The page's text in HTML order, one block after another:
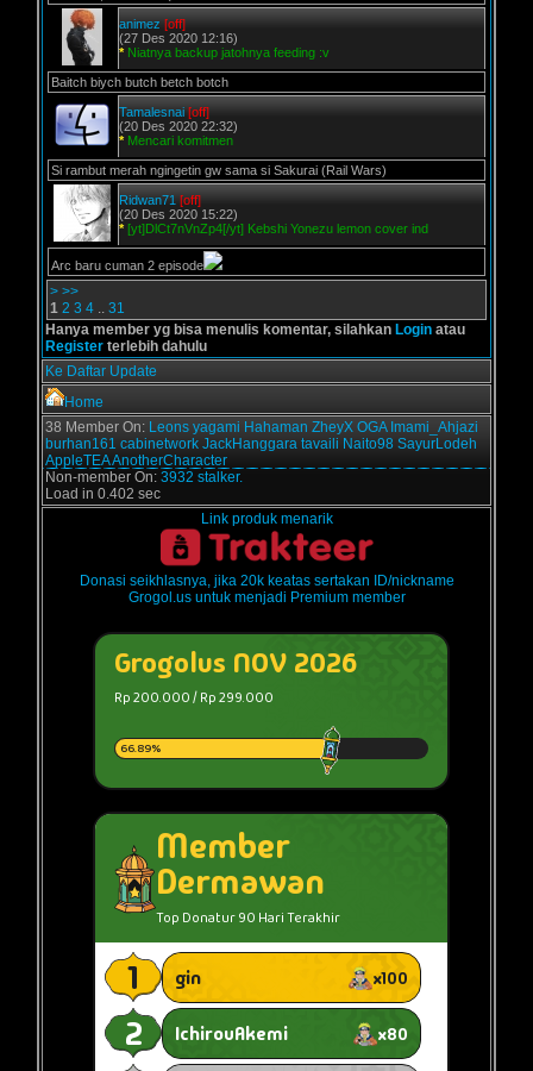
animez [off]
(27 Des 2020 12:16)
* Niatnya backup jatohnya feeding :v
Baitch biych butch betch botch
Tamalesnai [off]
(20 Des 2020 22:32)
* Mencari komitmen
Si rambut merah ngingetin gw sama si Sakurai (Rail Wars)
Ridwan71 [off]
(20 Des 2020 15:22)
* [yt]DlCt7nVnZp4[/yt] Kebshi Yonezu lemon cover ind
Arc baru cuman 2 episode
> >>
1 2 3 4 .. 31
Hanya member yg bisa menulis komentar, silahkan Login atau
Register terlebih dahulu
Ke Daftar Update
Home
38 Member On: Leons yagami Hahaman ZheyX OGA Imami_Ahjazi
burhan161 cabinetwork JackHanggara tavaili Naito98 SayurLodeh
AppleTEAAnotherCharacter
Non-member On: 3932 stalker.
Load in 0.402 sec
Link produk menarik
Donasi seikhlasnya, jika 20k keatas sertakan ID/nickname
Grogol.us untuk menjadi Premium member